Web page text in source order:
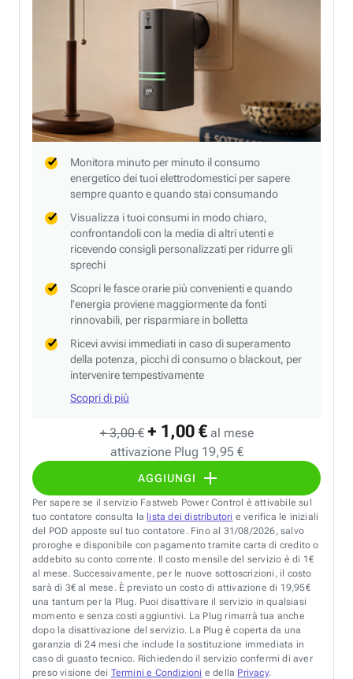
+ 3,00 € + 1,00 € al mese
attivazione Plug 19,95 €
AGGIUNGI
Monitora minuto per minuto il consumo
energetico dei tuoi elettrodomestici per sapere
sempre quanto e quando stai consumando
Visualizza i tuoi consumi in modo chiaro,
confrontandoli con la media di altri utenti e
ricevendo consigli personalizzati per ridurre gli
sprechi
Scopri le fasce orarie più convenienti e quando
l’energia proviene maggiormente da fonti
rinnovabili, per risparmiare in bolletta
Ricevi avvisi immediati in caso di superamento
della potenza, picchi di consumo o blackout, per
intervenire tempestivamente
Scopri di più
Per sapere se il servizio Fastweb Power Control è attivabile sul
tuo contatore consulta la lista dei distributori e verifica le iniziali
del POD apposte sul tuo contatore. Fino al 31/08/2026, salvo
proroghe e disponibile con pagamento tramite carta di credito o
addebito su conto corrente. Il costo mensile del servizio è di 1€
al mese. Successivamente, per le nuove sottoscrizioni, il costo
sarà di 3€ al mese. È previsto un costo di attivazione di 19,95€
una tantum per la Plug. Puoi disattivare il servizio in qualsiasi
momento e senza costi aggiuntivi. La Plug rimarrà tua anche
dopo la disattivazione del servizio. La Plug è coperta da una
garanzia di 24 mesi che include la sostituzione immediata in
caso di guasto tecnico. Richiedendo il servizio confermi di aver
preso visione dei Termini e Condizioni e della Privacy.